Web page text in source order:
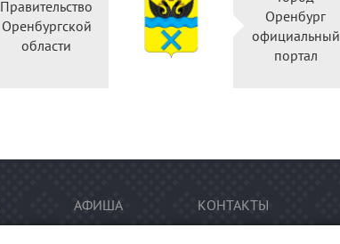
Правительство
Оренбургской
области
Оренбург
официальный
портал
АФИША КОНТАКТЫ